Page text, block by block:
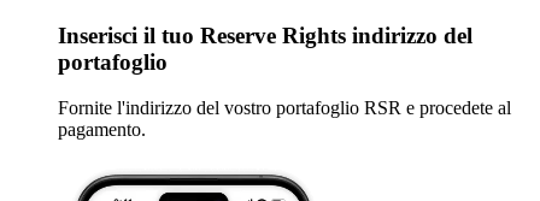
Inserisci il tuo Reserve Rights indirizzo del
portafoglio
Fornite l'indirizzo del vostro portafoglio RSR e procedete al
pagamento.